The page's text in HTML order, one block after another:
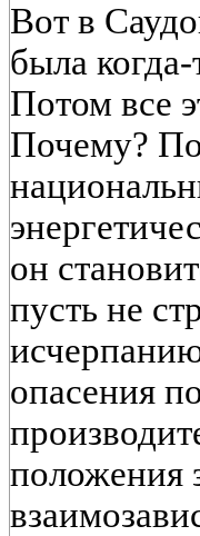
Вот в
была
Потом все
Почему?
он
пусть не
опасения
положения